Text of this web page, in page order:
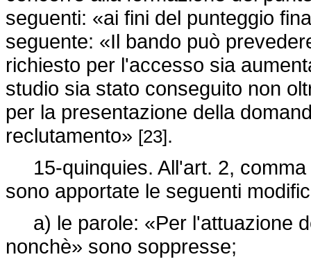
seguenti: «ai fini del punteggio
seguente: «Il bando può
richiesto per l'accesso sia
studio sia stato conseguito non
per la presentazione della
reclutamento» [23].
15-quinquies. All'art. 2,
sono apportate le seguenti
a) le parole: «Per l'attuazione
nonchè» sono soppresse;